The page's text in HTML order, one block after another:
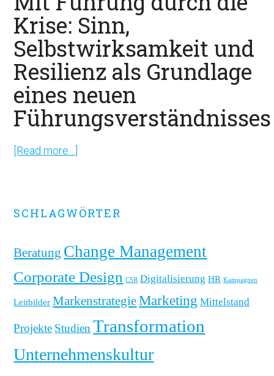
Krise: Sinn,
Selbstwirksamkeit und
Resilienz als Grundlage
eines neuen
Führungsverständnisses
[Read more…]
durch
die
Sinn,
Selbstwirksamkeit
Resilienz
als
eines
Primary
SCHLAGWÖRTER
Beratung Change Management
Corporate Design CSR Digitalisierung HR Kampagnen
Leitbilder MarkenstrategieMarketing Mittelstand
Projekte Studien Transformation
Unternehmenskultur